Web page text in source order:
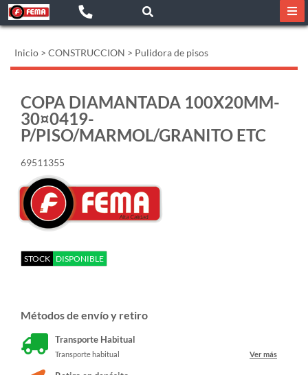
Inicio > CONSTRUCCION > Pulidora de pisos
COPA DIAMANTADA 100X20MM-
30¤0419-
P/PISO/MARMOL/GRANITO ETC
69511355
STOCK DISPONIBLE
Métodos de envío y retiro
Transporte Habitual
Transporte habitual Ver más